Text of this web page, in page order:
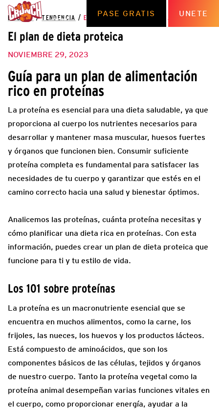
PASE GRATIS UNETE
EL BLOG / TENDENCIA / EL PLAN DE DIETA PROTEICA
El plan de dieta proteica
NOVIEMBRE 29, 2023
Guía para un plan de alimentación
rico en proteínas
La proteína es esencial para una dieta saludable, ya que
proporciona al cuerpo los nutrientes necesarios para
desarrollar y mantener masa muscular, huesos fuertes
y órganos que funcionen bien. Consumir suficiente
proteína completa es fundamental para satisfacer las
necesidades de tu cuerpo y garantizar que estés en el
camino correcto hacia una salud y bienestar óptimos.
Analicemos las proteínas, cuánta proteína necesitas y
cómo planificar una dieta rica en proteínas. Con esta
información, puedes crear un plan de dieta proteica que
funcione para ti y tu estilo de vida.
Los 101 sobre proteínas
La proteína es un macronutriente esencial que se
encuentra en muchos alimentos, como la carne, los
frijoles, las nueces, los huevos y los productos lácteos.
Está compuesto de aminoácidos, que son los
componentes básicos de las células, tejidos y órganos
de nuestro cuerpo. Tanto la proteína vegetal como la
proteína animal desempeñan varias funciones vitales en
el cuerpo, como proporcionar energía, ayudar a la